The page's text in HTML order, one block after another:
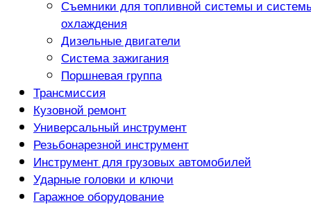
Съемники для топливной системы и
охлаждения
Дизельные двигатели
Система зажигания
Поршневая группа
Трансмиссия
Кузовной ремонт
Универсальный инструмент
Резьбонарезной инструмент
Инструмент для грузовых автомобилей
Ударные головки и ключи
Гаражное оборудование